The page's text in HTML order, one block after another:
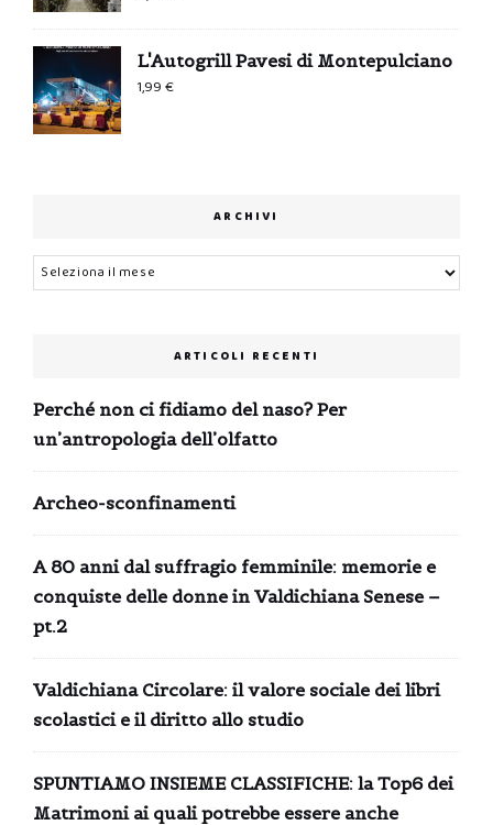
L'Autogrill Pavesi di Montepulciano
1,99€
ARCHIVI
Archivi
ARTICOLI RECENTI
Perché non ci fidiamo del naso? Per
un’antropologia dell’olfatto
Archeo-sconfinamenti
A 80 anni dal suffragio femminile: memorie e
conquiste delle donne in Valdichiana Senese –
pt.2
Valdichiana Circolare: il valore sociale dei libri
scolastici e il diritto allo studio
SPUNTIAMO INSIEME CLASSIFICHE: la Top6 dei
Matrimoni ai quali potrebbe essere anche